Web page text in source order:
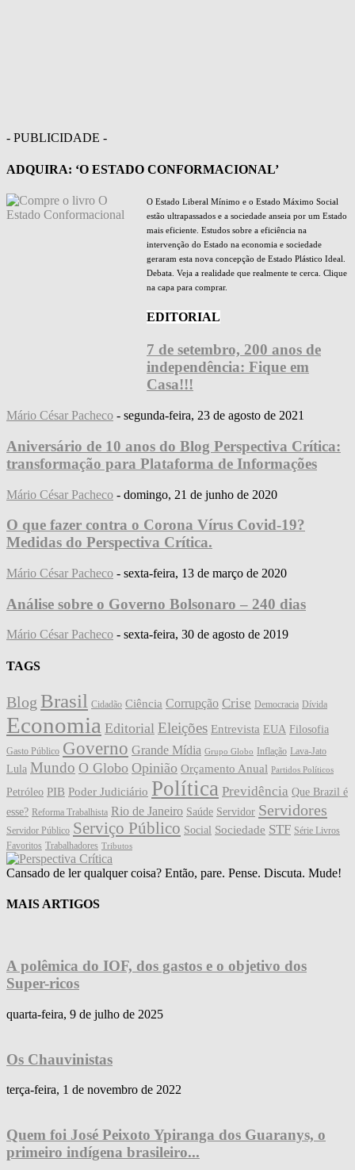
- PUBLICIDADE -
ADQUIRA: ‘O ESTADO CONFORMACIONAL’
O Estado Liberal Mínimo e o Estado Máximo Social
estão ultrapassados e a sociedade anseia por um Estado
mais eficiente. Estudos sobre a eficiência na
intervenção do Estado na economia e sociedade
geraram esta nova concepção de Estado Plástico Ideal.
Debata. Veja a realidade que realmente te cerca. Clique
na capa para comprar.
EDITORIAL
7 de setembro, 200 anos de
independência: Fique em
Casa!!!
Mário César Pacheco - segunda-feira, 23 de agosto de 2021
Aniversário de 10 anos do Blog Perspectiva Crítica:
transformação para Plataforma de Informações
Mário César Pacheco - domingo, 21 de junho de 2020
O que fazer contra o Corona Vírus Covid-19?
Medidas do Perspectiva Crítica.
Mário César Pacheco - sexta-feira, 13 de março de 2020
Análise sobre o Governo Bolsonaro – 240 dias
Mário César Pacheco - sexta-feira, 30 de agosto de 2019
TAGS
Blog Brasil Cidadão Ciência Corrupção Crise Democracia Dívida
Economia Editorial Eleições Entrevista EUA Filosofia
Gasto Público Governo Grande Mídia Grupo Globo Inflação Lava-Jato
Lula Mundo O Globo Opinião Orçamento Anual Partidos Políticos
Petróleo PIB Poder Judiciário Política Previdência Que Brazil é
esse? Reforma Trabalhista Rio de Janeiro Saúde Servidor Servidores
Servidor Público Serviço Público Social Sociedade STF Série Livros
Favoritos Trabalhadores Tributos
Cansado de ler qualquer coisa? Então, pare. Pense. Discuta. Mude!
MAIS ARTIGOS
A polêmica do IOF, dos gastos e o objetivo dos
Super-ricos
quarta-feira, 9 de julho de 2025
Os Chauvinistas
terça-feira, 1 de novembro de 2022
Quem foi José Peixoto Ypiranga dos Guaranys, o
primeiro indígena brasileiro...